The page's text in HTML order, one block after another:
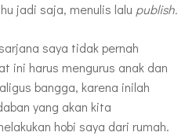
jadi saja, menulis lalu publish.
saya tidak pernah
ini harus mengurus anak dan
bangga, karena inilah
yang akan kita
hobi saya dari rumah.